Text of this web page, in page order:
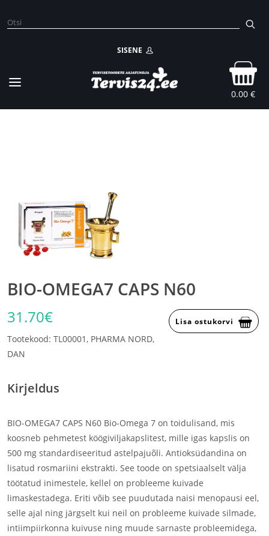
SISENE
0.00 €
BIO-OMEGA7 CAPS N60
31.70€ Lisa ostukorvi
Tootekood: TL00001, PHARMA NORD,
DAN
Kirjeldus
BIO-OMEGA7 CAPS N60 Bio-Omega 7 on toidulisand, mis
koosneb pehmetest köögiviljakapslitest, mille igas kapslis on
500 mg standardiseeritud astelpajuõli. Antioksüdandina on
lisatud rosmariini ekstrakti. See toode on spetsiaalselt välja
töötatud inimestele, kellel on probleeme kuivade
limaskestadega. Eriti võib see puudutada naisi menopausi eel,
selle ajal ning järgselt kui neil on probleeme kuivade silmade,
intiimpiirkonna kuivuse ning muude sarnaste probleemidega,